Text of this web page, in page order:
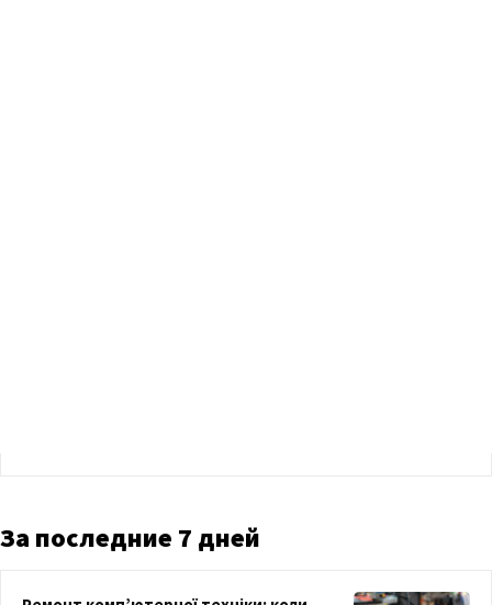
За последние 7 дней